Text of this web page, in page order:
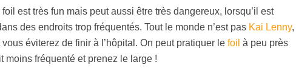
est très fun mais peut aussi être très dangereux, lorsqu’il est
des endroits trop fréquentés. Tout le monde n’est pas Kai Lenny,
éviterez de finir à l’hôpital. On peut pratiquer le foil à peu près
moins fréquenté et prenez le large !